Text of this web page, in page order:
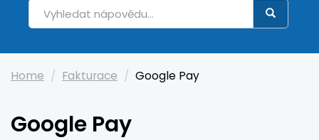
Home Fakturace Google Pay
Google Pay